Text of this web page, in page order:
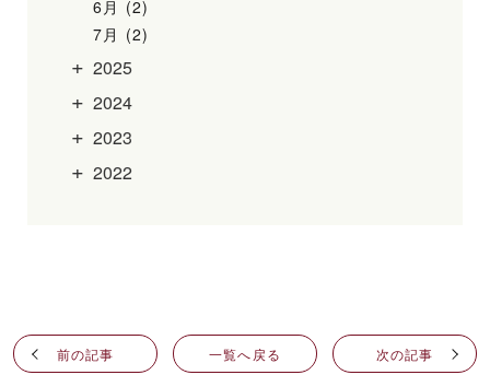
6月 (2)
7月 (2)
2025
2024
2023
2022
前の記事 一覧へ戻る 次の記事